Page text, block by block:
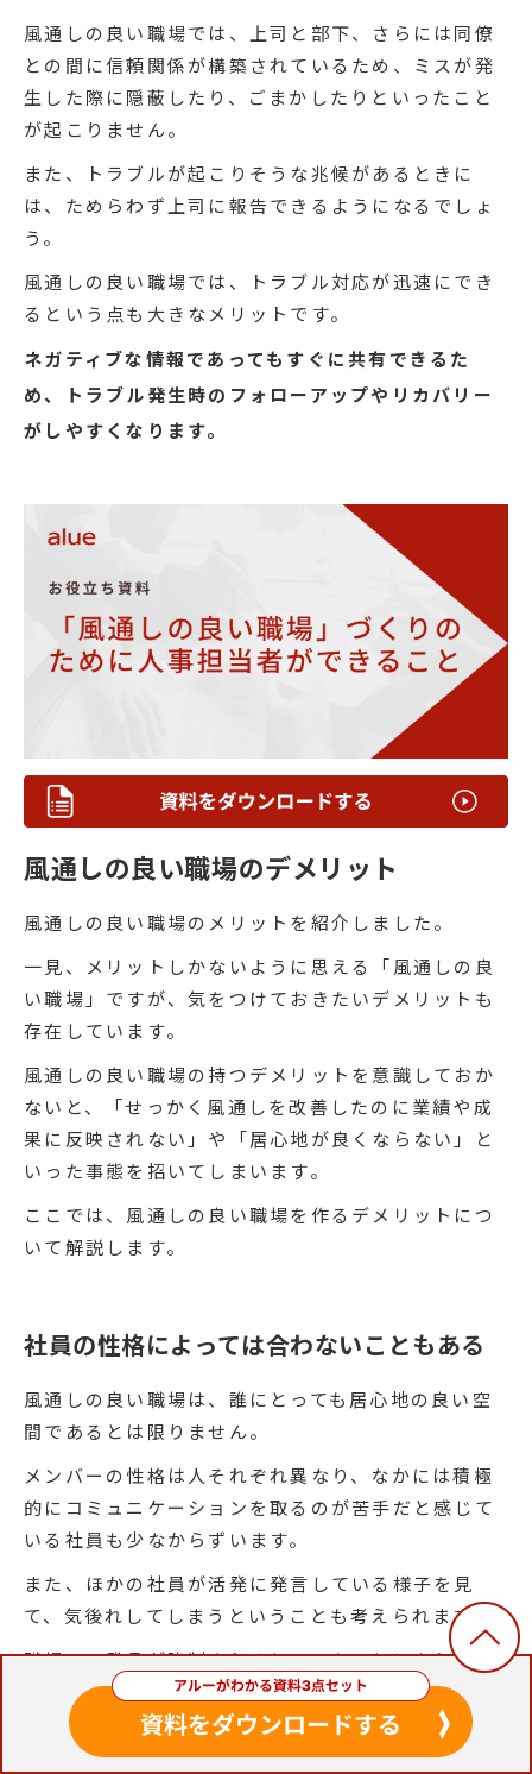
風通しの良い職場では、上司と部下、さらには同僚
との間に信頼関係が構築されているため、ミスが発
生した際に隠蔽したり、ごまかしたりといったこと
が起こりません。
また、トラブルが起こりそうな兆候があるときに
は、ためらわず上司に報告できるようになるでしょ
う。
風通しの良い職場では、トラブル対応が迅速にでき
るという点も大きなメリットです。
ネガティブな情報であってもすぐに共有できるた
め、トラブル発生時のフォローアップやリカバリー
がしやすくなります。
風通しの良い職場のデメリット
風通しの良い職場のメリットを紹介しました。
一見、メリットしかないように思える「風通しの良
い職場」ですが、気をつけておきたいデメリットも
存在しています。
風通しの良い職場の持つデメリットを意識しておか
ないと、「せっかく風通しを改善したのに業績や成
果に反映されない」や「居心地が良くならない」と
いった事態を招いてしまいます。
ここでは、風通しの良い職場を作るデメリットにつ
いて解説します。
社員の性格によっては合わないこともある
風通しの良い職場は、誰にとっても居心地の良い空
間であるとは限りません。
メンバーの性格は人それぞれ異なり、なかには積極
的にコミュニケーションを取るのが苦手だと感じて
いる社員も少なからずいます。
また、ほかの社員が活発に発言している様子を見
て、気後れしてしまうということも考えられます。
職場での発言が強制されるといったことになれば、
かえって居心地を悪化させてしまうことにもつなが
りかねません。
風通しの良い職場を作る際は、さまざまな性格を持